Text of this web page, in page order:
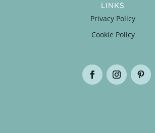
LINKS
Privacy Policy
Cookie Policy